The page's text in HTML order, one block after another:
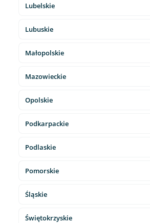
Lubelskie
Lubuskie
Małopolskie
Mazowieckie
Opolskie
Podkarpackie
Podlaskie
Pomorskie
Śląskie
Świętokrzyskie